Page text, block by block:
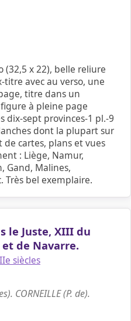
(32,5 x 22), belle reliure
titre avec au verso, une
titre dans un
à pleine page
dix-sept provinces-1 pl.-9
dont la plupart sur
cartes, plans et vues
: Liège, Namur,
Gand, Malines,
Très bel exemplaire.
le Juste, XIII du
et de Navarre.
siècles
CORNEILLE (P. de).